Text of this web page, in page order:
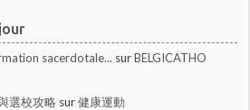
sacerdotale... surBELGICATHO
選校攻略 sur健康運動